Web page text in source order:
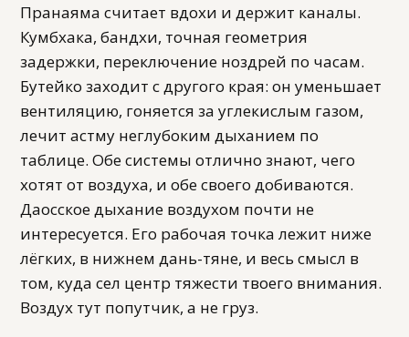
Пранаяма считает вдохи и держит каналы.
Кумбхака, бандхи, точная геометрия
задержки, переключение ноздрей по часам.
Бутейко заходит с другого края: он уменьшает
вентиляцию, гоняется за углекислым газом,
лечит астму неглубоким дыханием по
таблице. Обе системы отлично знают, чего
хотят от воздуха, и обе своего добиваются.
Даосское дыхание воздухом почти не
интересуется. Его рабочая точка лежит ниже
лёгких, в нижнем дань-тяне, и весь смысл в
том, куда сел центр тяжести твоего внимания.
Воздух тут попутчик, а не груз.